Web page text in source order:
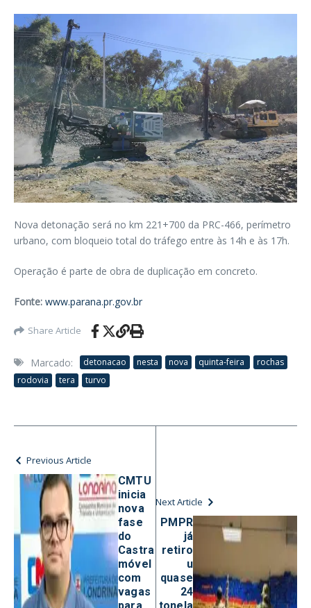
Nova detonação será no km 221+700 da PRC-466, perímetro
urbano, com bloqueio total do tráfego entre às 14h e às 17h.
Operação é parte de obra de duplicação em concreto.
Fonte: www.parana.pr.gov.br
Share Article
Marcado: detonacao nesta nova quinta-feira
rochas
rodovia
tera turvo
Previous Article
CMTU
inicia
nova
fase
do
Castra
móvel
com
vagas
Next Article
PMPR
já
retiro
u
quase
24